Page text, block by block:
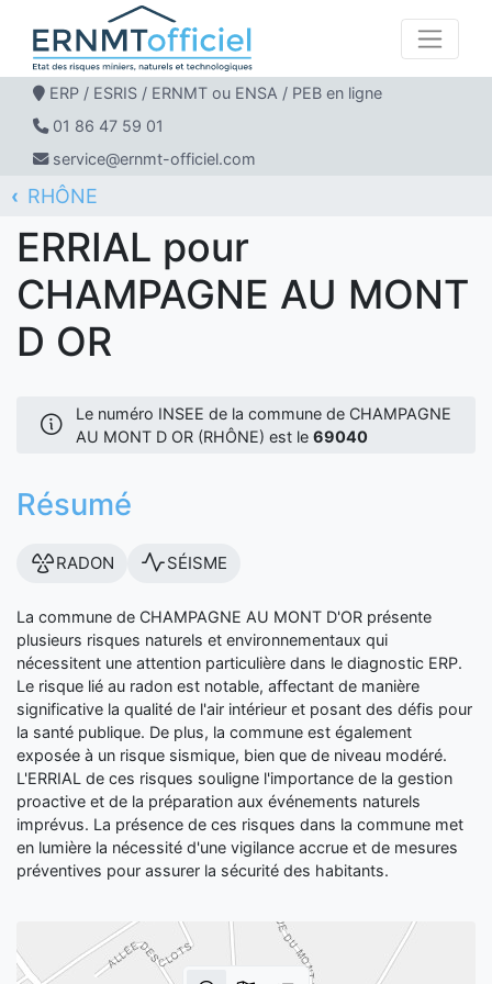
ERP / ESRIS / ERNMT ou ENSA / PEB en ligne
01 86 47 59 01
service@ernmt-officiel.com
ERNMT Officiel
ERRIAL
RHÔNE
CHAMPAGNE AU MONT D OR
ERRIAL pour
CHAMPAGNE AU MONT
D OR
Le numéro INSEE de la commune de CHAMPAGNE
AU MONT D OR (RHÔNE) est le 69040
Résumé
RADON SÉISME
La commune de CHAMPAGNE AU MONT D'OR présente
plusieurs risques naturels et environnementaux qui
nécessitent une attention particulière dans le diagnostic ERP.
Le risque lié au radon est notable, affectant de manière
significative la qualité de l'air intérieur et posant des défis pour
la santé publique. De plus, la commune est également
exposée à un risque sismique, bien que de niveau modéré.
L'ERRIAL de ces risques souligne l'importance de la gestion
proactive et de la préparation aux événements naturels
imprévus. La présence de ces risques dans la commune met
en lumière la nécessité d'une vigilance accrue et de mesures
préventives pour assurer la sécurité des habitants.